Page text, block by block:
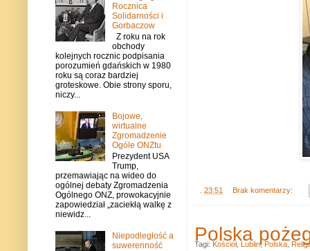
23:51 Brak komentarzy:
Polska
Tagi: Kościół, Lublin, Polska
Rocznica
Solidarności i
Gorbaczow
Z roku na rok
obchody
kolejnych rocznic podpisania
porozumień gdańskich w 1980
roku są coraz bardziej
groteskowe. Obie strony sporu,
niczy...
Bojowe,
wirtualne
Zgromadzenie
Ogóle ONZtu
Prezydent USA
Trump,
przemawiając na wideo do
ogólnej debaty Zgromadzenia
Ogólnego ONZ, prowokacyjnie
zapowiedział „zaciekłą walkę z
niewidz...
Niepodległość a
suwerenność